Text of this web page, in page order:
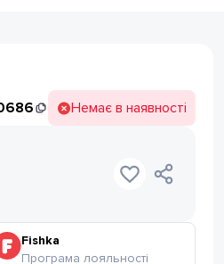
Немає в наявності
Fishka
Програма лояльності